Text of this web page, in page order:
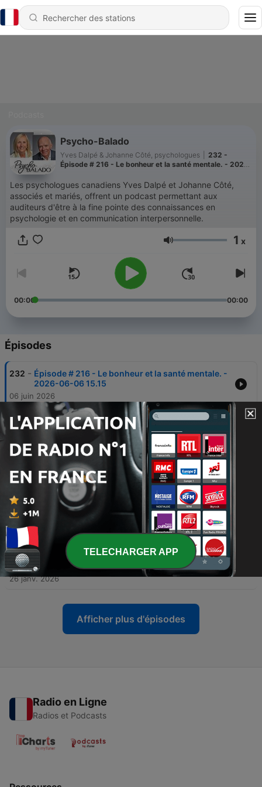
Psycho-Balado
Yves Dalpé & Johanne Côté, psychologues
232 -
Épisode # 216 - Le bonheur et la santé mentale. - 2026-
Les psychologues canadiens Yves Dalpé et Johanne Côté,
associés et mariés, offrent un podcast permettant aux
auditeurs d'être à la fine pointe des connaissances en
psychologie et en communication interpersonnelle.
Volume 1 x
00:00 00:00
Épisodes
232 - Épisode # 216 - Le bonheur et la santé mentale. -
2026-06-06 15.15
06 juin 2026
231 - Épisode # 215 - En amour romantique toute une
vie - 2026-05-19 15.39
19 mai 2026
Épisode # -214- Faites aterrir votre interlocuteur
- 2026-05-04 13.09
229 - Épisode # -213 - La collusion complaisante en
thérapie individuelle - 2026-04-10 16.01
10 avr. 2026
228 - Épisode # -212- Violence et homicides dans la
famille. - 2026-01-26 12.12
26 janv. 2026
Afficher plus d'épisodes
Radio en Ligne
Radios et Podcasts
TELECHARGER APP